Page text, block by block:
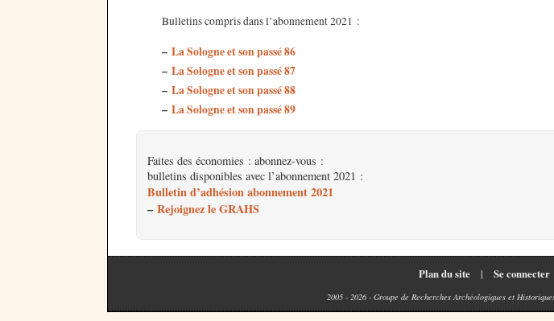
Bulletins compris dans l’abonnement 2021 :
– La Sologne et son passé 86
– La Sologne et son passé 87
– La Sologne et son passé 88
– La Sologne et son passé 89
Faites des économies : abonnez-vous :
bulletins disponibles avec l’abonnement 2021 :
Bulletin d’adhésion abonnement 2021
– Rejoignez le GRAHS
Plan du site | Se connecter
2005 - 2026 - Groupe de Recherches Archéologiques et